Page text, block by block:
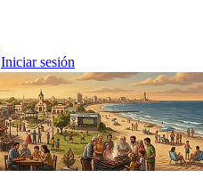
Iniciar sesión